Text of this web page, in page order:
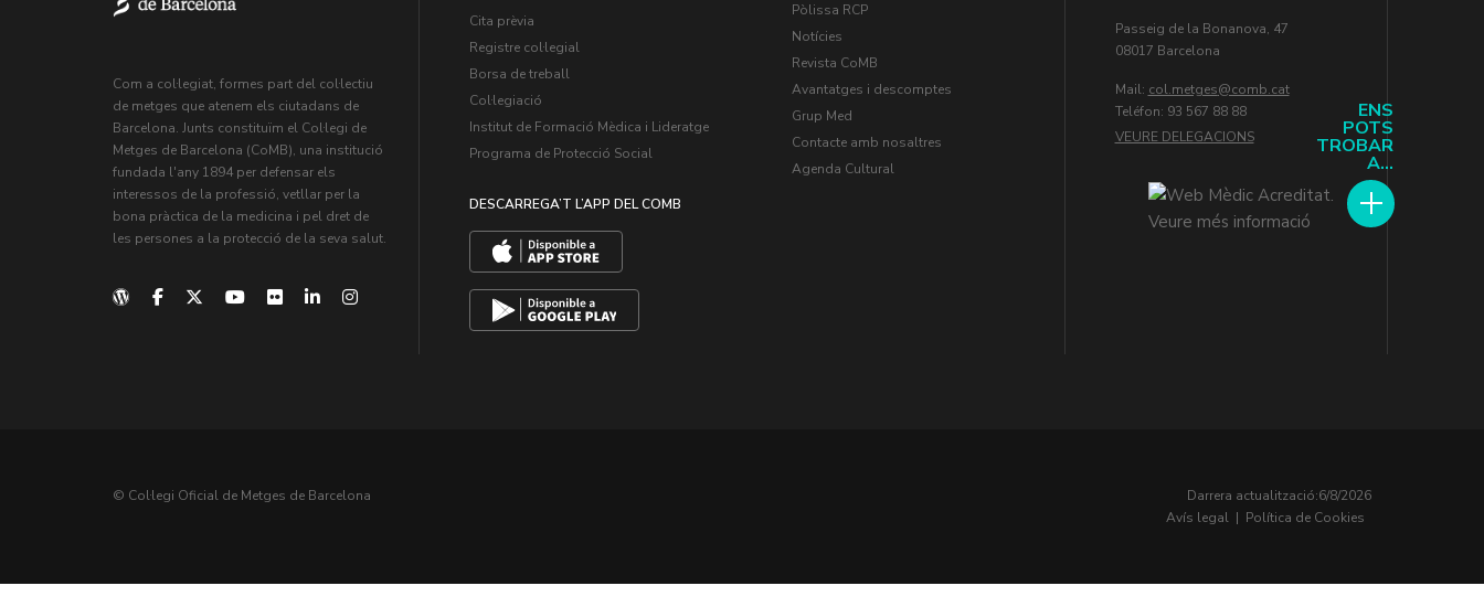
ENS
POTS
TROBAR
A...
Com a col·legiat, formes part del col·lectiu
de metges que atenem els ciutadans de
Barcelona. Junts constituïm el Col·legi de
Metges de Barcelona (CoMB), una institució
fundada l'any 1894 per defensar els
interessos de la professió, vetllar per la
bona pràctica de la medicina i pel dret de
les persones a la protecció de la seva salut.
Cita prèvia
Registre col·legial
Borsa de treball
Col·legiació
Institut de Formació Mèdica i Lideratge
Programa de Protecció Social
DESCARREGA’T L’APP DEL COMB
Pòlissa RCP
Notícies
Revista CoMB
Avantatges i descomptes
Grup Med
Contacte amb nosaltres
Agenda Cultural
Passeig de la Bonanova, 47
08017 Barcelona
Mail: col.metges
Teléfon: 93 567 88 88
VEURE DELEGACIONS
© Col·legi Oficial de Metges de Barcelona Darrera actualització:6/8/2026
Avís legal | Política de Cookies